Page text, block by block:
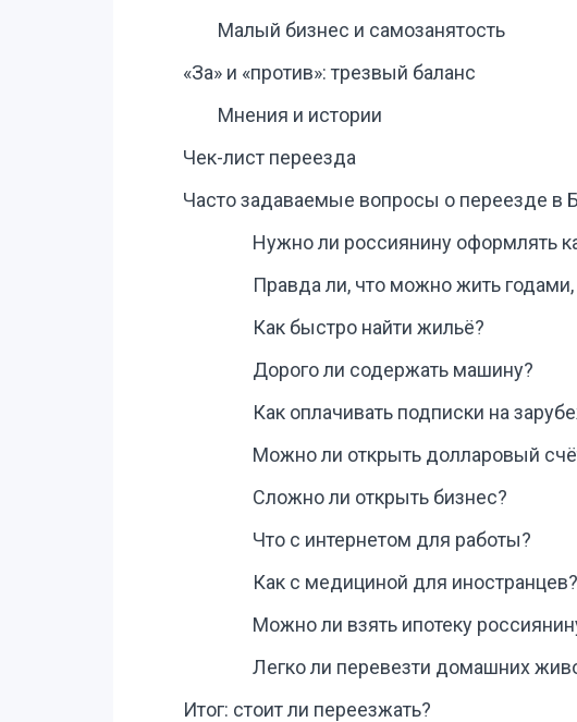
Малый бизнес и самозанятость
«За» и «против»: трезвый баланс
Мнения и истории
Чек-лист переезда
Часто задаваемые вопросы о переезде в
Нужно ли россиянину оформлять
Правда ли, что можно жить
Как быстро найти жильё?
Дорого ли содержать машину?
Как оплачивать подписки на
Можно ли открыть долларовый
Сложно ли открыть бизнес?
Что с интернетом для работы?
Как с медициной для иностранцев?
Можно ли взять ипотеку
Легко ли перевезти домашних
Итог: стоит ли переезжать?